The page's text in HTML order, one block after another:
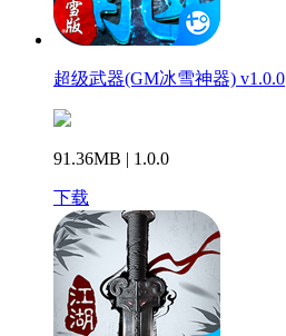
超级武器(GM冰雪神器) v1.0.0
91.36MB | 1.0.0
下载